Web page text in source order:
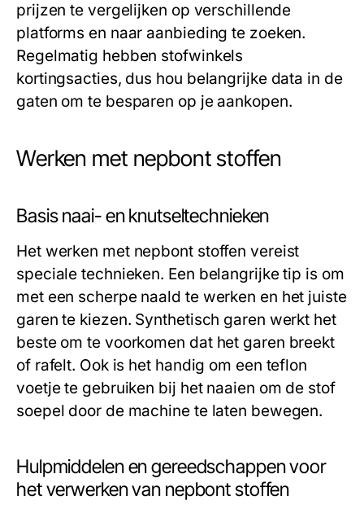
prijzen te vergelijken op verschillende
platforms en naar aanbieding te zoeken.
Regelmatig hebben stofwinkels
kortingsacties, dus hou belangrijke data in de
gaten om te besparen op je aankopen.
Werken met nepbont stoffen
Basis naai- en knutseltechnieken
Het werken met nepbont stoffen vereist
speciale technieken. Een belangrijke tip is om
met een scherpe naald te werken en het juiste
garen te kiezen. Synthetisch garen werkt het
beste om te voorkomen dat het garen breekt
of rafelt. Ook is het handig om een teflon
voetje te gebruiken bij het naaien om de stof
soepel door de machine te laten bewegen.
Hulpmiddelen en gereedschappen voor
het verwerken van nepbont stoffen